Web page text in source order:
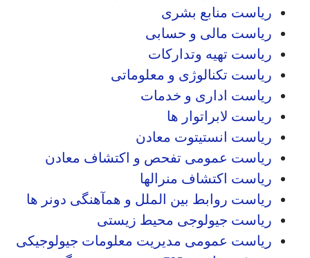
ریاست منابع بشری
ریاست مالی و حسابی
ریاست تهیه وتدارکات
ریاست تکنالوژی و معلوماتی
ریاست اداری و خدمات
ریاست لابراتوار ها
ریاست انستیتوت معادن
ریاست عمومی تفحص و اکتشاف معادن
ریاست اکتشاف منرالها
ریاست روابط بین الملل و همآهنگی دونر ها
ریاست جیولوجی محیط زیستی
ریاست عمومی مدیریت معلومات جیولوجیکی